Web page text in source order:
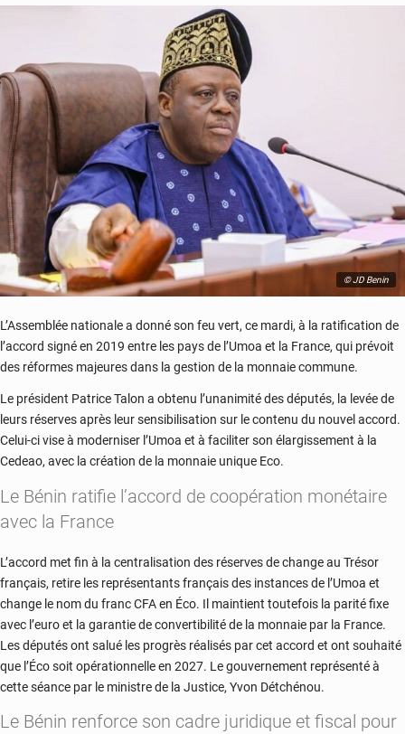
© JD Benin
L’Assemblée nationale a donné son feu vert, ce mardi, à la ratification de
l’accord signé en 2019 entre les pays de l’Umoa et la France, qui prévoit
des réformes majeures dans la gestion de la monnaie commune.
Le président Patrice Talon a obtenu l’unanimité des députés, la levée de
leurs réserves après leur sensibilisation sur le contenu du nouvel accord.
Celui-ci vise à moderniser l’Umoa et à faciliter son élargissement à la
Cedeao, avec la création de la monnaie unique Eco.
Le Bénin ratifie l’accord de coopération monétaire
avec la France
L’accord met fin à la centralisation des réserves de change au Trésor
français, retire les représentants français des instances de l’Umoa et
change le nom du franc CFA en Éco. Il maintient toutefois la parité fixe
avec l’euro et la garantie de convertibilité de la monnaie par la France.
Les députés ont salué les progrès réalisés par cet accord et ont souhaité
que l’Éco soit opérationnelle en 2027. Le gouvernement représenté à
cette séance par le ministre de la Justice, Yvon Détchénou.
Le Bénin renforce son cadre juridique et fiscal pour